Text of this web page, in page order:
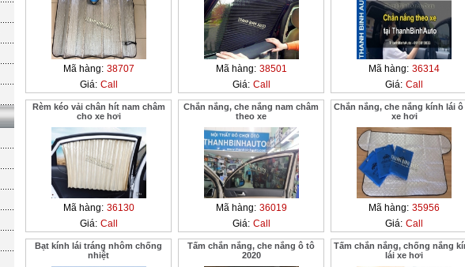
Mã hàng: 38707
Giá: Call
Mã hàng: 38501
Giá: Call
Mã hàng: 36314
Giá: Call
Rèm kéo vải chân hít nam châm
cho xe hơi
Mã hàng: 36130
Giá: Call
Chắn nắng, che nắng nam châm
theo xe
Mã hàng: 36019
Giá: Call
Chắn nắng, che nắng kính lái
xe hơi
Mã hàng: 35956
Giá: Call
Bạt kính lái tráng nhôm chống
nhiệt
Tấm chắn nắng, che nắng ô tô
2020
Tấm chắn nắng, chống nắng
lái xe hơi